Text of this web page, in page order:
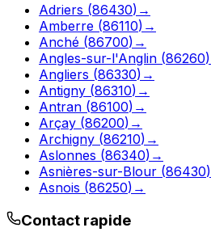
Adriers (86430) →
Amberre (86110) →
Anché (86700) →
Angles-sur-l'Anglin (86260)
Angliers (86330) →
Antigny (86310) →
Antran (86100) →
Arçay (86200) →
Archigny (86210) →
Aslonnes (86340) →
Asnières-sur-Blour (86430)
Asnois (86250) →
Contact rapide